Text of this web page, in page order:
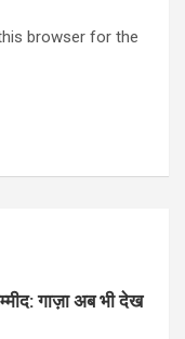
browser for the
गाज़ा अब भी देख